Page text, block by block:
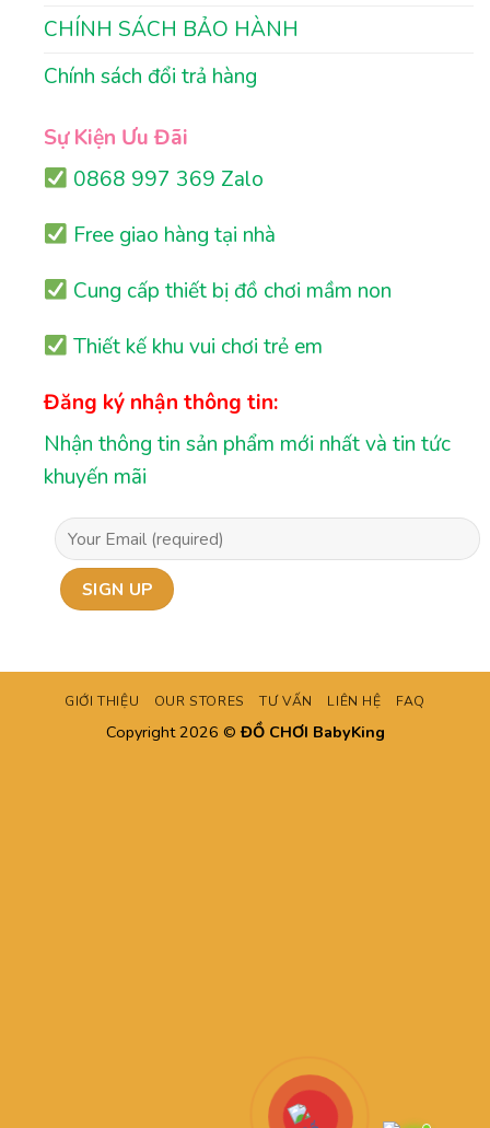
CHÍNH SÁCH BẢO HÀNH
Chính sách đổi trả hàng
Sự Kiện Ưu Đãi
0868 997 369 Zalo
Free giao hàng tại nhà
Cung cấp thiết bị đồ chơi mầm non
Thiết kế khu vui chơi trẻ em
Đăng ký nhận thông tin:
Nhận thông tin sản phẩm mới nhất và tin tức
khuyến mãi
GIỚI THIỆU OUR STORES TƯ VẤN LIÊN HỆ FAQ
Copyright 2026 ©ĐỒ CHƠI BabyKing